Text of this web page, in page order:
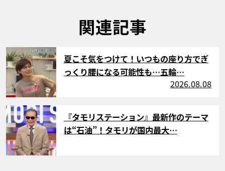
関連記事
サムネイル
夏こそ気をつけて！いつもの座り方でぎ
っくり腰になる可能性も…五輪…
2026.08.08
サムネイル
『タモリステーション』最新作のテーマ
は“石油”！タモリが国内最大…